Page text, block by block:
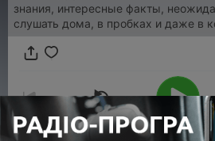
знания, интересные факты,
слушать дома, в пробках и даже в
00:00